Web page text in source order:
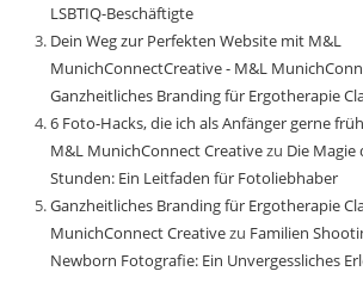
LSBTIQ-Beschäftigte
Dein Weg zur Perfekten Website mit M&L
MunichConnectCreative - M&L
Ganzheitliches Branding für Ergotherapie
6 Foto-Hacks, die ich als Anfänger gerne
M&L MunichConnect Creativezu Die Magie
Stunden: Ein Leitfaden für Fotoliebhaber
Ganzheitliches Branding für Ergotherapie
MunichConnect Creativezu Familien
Newborn Fotografie: Ein Unvergessliches